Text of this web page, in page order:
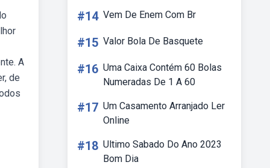
A
de
#14 Vem De Enem Com Br
#15 Valor Bola De Basquete
#16 Uma Caixa Contém 60 Bolas
Numeradas De 1 A 60
#17 Um Casamento Arranjado Ler
Online
#18 Ultimo Sabado Do Ano 2023
Bom Dia